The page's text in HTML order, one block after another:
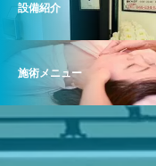
設備紹介
施術メニュー